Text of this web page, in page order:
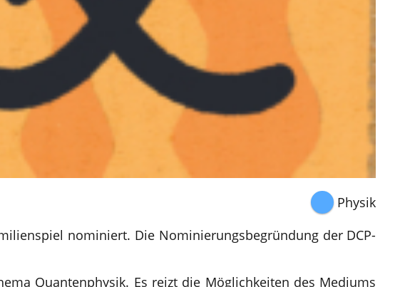
Physik
nominiert. Die Nominierungsbegründung der DCP-
Quantenphysik. Es reizt die Möglichkeiten des Mediums